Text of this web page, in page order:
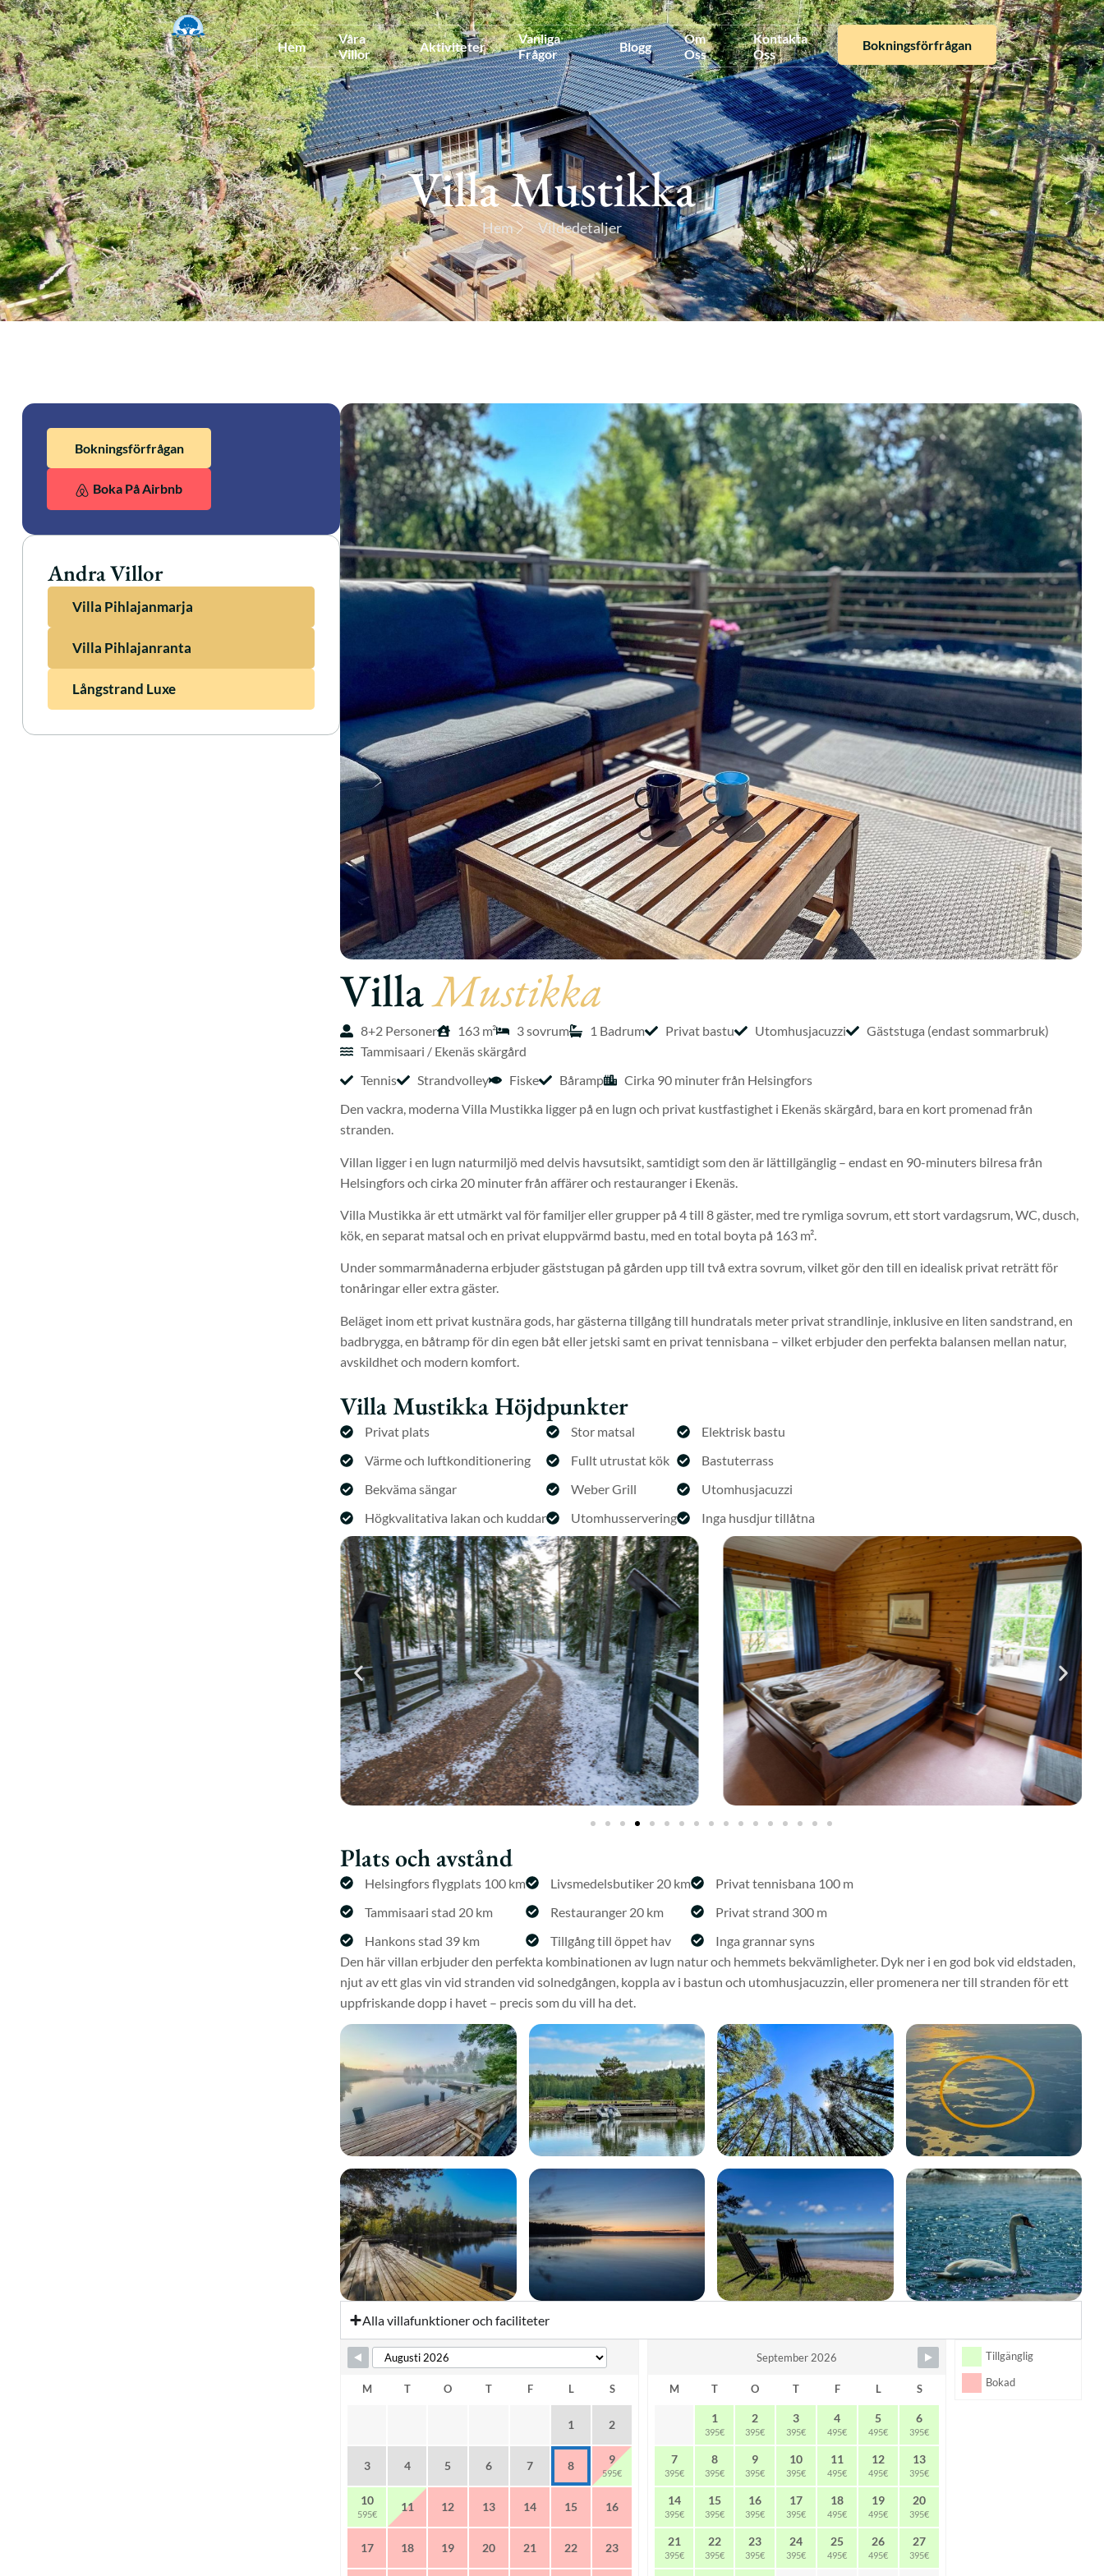
Hem
Våra
Villor
Aktiviteter
Vanliga
Frågor
Blogg
Om
Oss
Kontakta
Oss
Bokningsförfrågan
Villa Mustikka
Hem Vildedetaljer
Bokningsförfrågan
Boka På Airbnb
Andra Villor
Villa Pihlajanmarja
Villa Pihlajanranta
Långstrand Luxe
VillaMustikka
8+2 Personer 163 m² 3 sovrum 1 Badrum Privat bastu Utomhusjacuzzi
Gäststuga (endast sommarbruk)
Tammisaari / Ekenäs skärgård
Tennis
Strandvolley Fiske Båramp
Cirka 90 minuter från Helsingfors
Den vackra, moderna Villa Mustikka ligger på en lugn och privat kustfastighet i Ekenäs skärgård, bara en kort promenad från
stranden.
Villan ligger i en lugn naturmiljö med delvis havsutsikt, samtidigt som den är lättillgänglig – endast en 90-minuters bilresa från
Helsingfors och cirka 20 minuter från affärer och restauranger i Ekenäs.
Villa Mustikka är ett utmärkt val för familjer eller grupper på 4 till 8 gäster, med tre rymliga sovrum, ett stort vardagsrum, WC, dusch,
kök, en separat matsal och en privat eluppvärmd bastu, med en total boyta på 163 m².
Under sommarmånaderna erbjuder gäststugan på gården upp till två extra sovrum, vilket gör den till en idealisk privat reträtt för
tonåringar eller extra gäster.
Beläget inom ett privat kustnära gods, har gästerna tillgång till hundratals meter privat strandlinje, inklusive en liten sandstrand, en
badbrygga, en båtramp för din egen båt eller jetski samt en privat tennisbana – vilket erbjuder den perfekta balansen mellan natur,
avskildhet och modern komfort.
Villa Mustikka Höjdpunkter
Privat plats
Värme och luftkonditionering
Bekväma sängar
Högkvalitativa lakan och kuddar
Stor matsal
Fullt utrustat kök
Weber Grill
Utomhusservering
Elektrisk bastu
Bastuterrass
Utomhusjacuzzi
Inga husdjur tillåtna
Plats och avstånd
Helsingfors flygplats 100 km
Tammisaari stad 20 km
Hankons stad 39 km
Livsmedelsbutiker 20 km
Restauranger 20 km
Tillgång till öppet hav
Privat tennisbana 100 m
Privat strand 300 m
Inga grannar syns
Den här villan erbjuder den perfekta kombinationen av lugn natur och hemmets bekvämligheter. Dyk ner i en god bok vid eldstaden,
njut av ett glas vin vid stranden vid solnedgången, koppla av i bastun och utomhusjacuzzin, eller promenera ner till stranden för ett
uppfriskande dopp i havet – precis som du vill ha det.
Alla villafunktioner och faciliteter
Skip Booking Form
Tillgänglig
Bokad
M T O T F L S
1 2
3 4 5 6 7 8 9
595€
10
595€
11 12 13 14 15 16
17 18 19 20 21 22 23
September 2026
M T O T F L S
1
395€
2
395€
3
395€
4
495€
5
495€
6
395€
7
395€
8
395€
9
395€
10
395€
11
495€
12
495€
13
395€
14
395€
15
395€
16
395€
17
395€
18
495€
19
495€
20
395€
21
395€
22
395€
23
395€
24
395€
25
495€
26
495€
27
395€